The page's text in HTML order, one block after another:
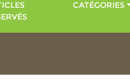
CATÉGORIES